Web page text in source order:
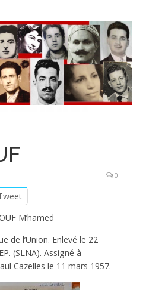
0
M’hamed
de l’Union. Enlevé le 22
(SLNA). Assigné à
Cazelles le 11 mars 1957.